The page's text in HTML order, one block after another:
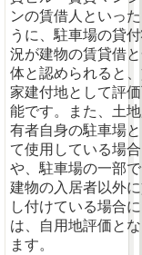
ンの賃借人といっ
うに、駐車場の貸
況が建物の賃貸借
体と認められると
家建付地として評
能です。また、土
有者自身の駐車場
て使用している場合
や、駐車場の一部
建物の入居者以外
し付けている場合に
は、自用地評価と
ます。